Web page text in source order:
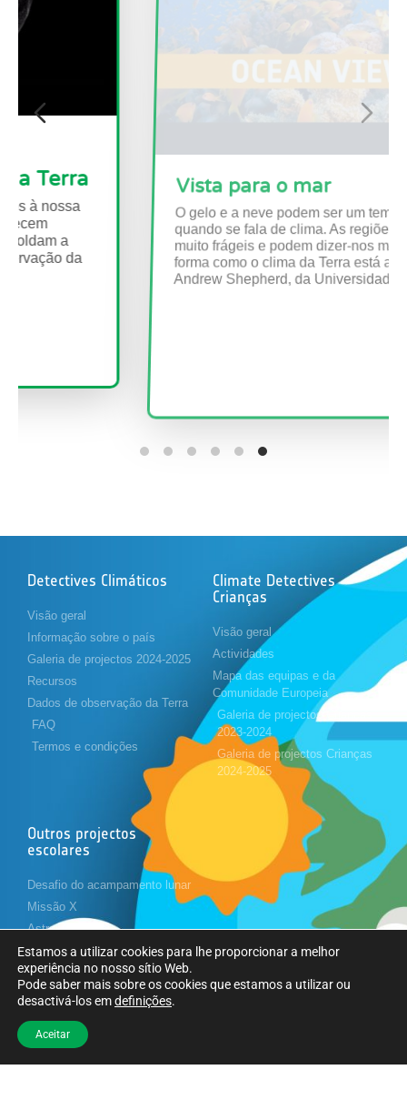
Vista para o mar
O gelo e a neve podem ser um tema quente
quando se fala de clima. As regiões polares são
muito frágeis e podem dizer-nos muito sobre a
forma como o clima da Terra está a mudar.
Andrew Shepherd, da Universidade de...
Detectives Climáticos
Visão geral
Informação sobre o país
Galeria de projectos 2024-2025
Recursos
Dados de observação da Terra
FAQ
Termos e condições
Climate Detectives
Crianças
Visão geral
Actividades
Mapa das equipas e da
Comunidade Europeia
Galeria de projectos Crianças
2023-2024
Galeria de projectos Crianças
2024-2025
Outros projectos
escolares
Desafio do acampamento lunar
Missão X
Astropi
Cansat
Estamos a utilizar cookies para lhe proporcionar a melhor
experiência no nosso sítio Web.
Pode saber mais sobre os cookies que estamos a utilizar ou
desactivá-los emdefinições.
Aceitar